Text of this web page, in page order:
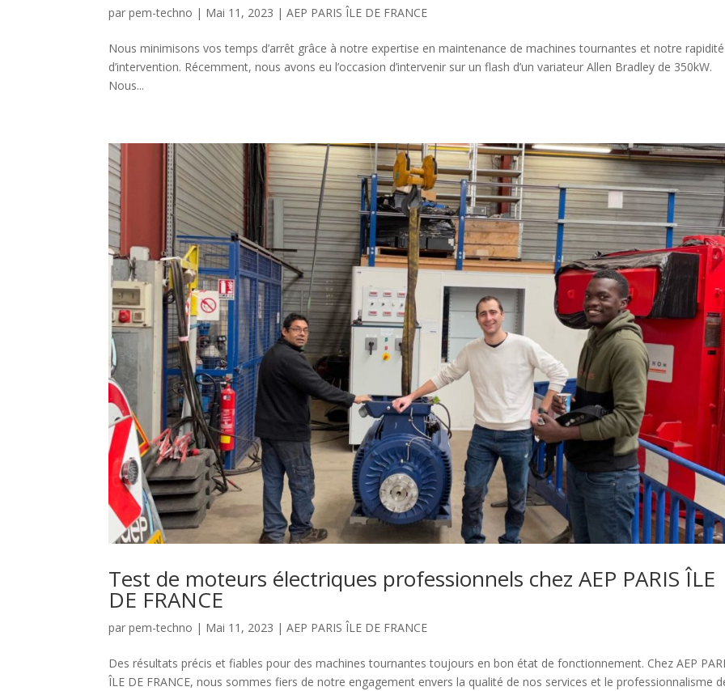
parpem-techno | Mai 11, 2023 |AEP PARIS ÎLE DE FRANCE
Nous minimisons vos temps d’arrêt grâce à notre expertise en maintenance de machines tournantes et notre rapidité
d’intervention. Récemment, nous avons eu l’occasion d’intervenir sur un flash d’un variateur Allen Bradley de 350kW.
Nous...
Test de moteurs électriques professionnels chez AEP PARIS ÎLE
DE FRANCE
parpem-techno | Mai 11, 2023 |AEP PARIS ÎLE DE FRANCE
Des résultats précis et fiables pour des machines tournantes toujours en bon état de fonctionnement. Chez AEP
ÎLE DE FRANCE, nous sommes fiers de notre engagement envers la qualité de nos services et le professionnalisme